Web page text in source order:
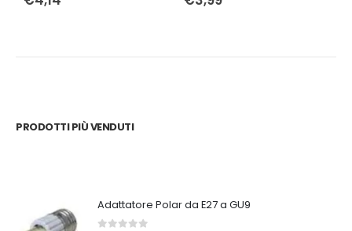
PRODOTTI PIÙ VENDUTI
Adattatore Polar da E27 a GU9